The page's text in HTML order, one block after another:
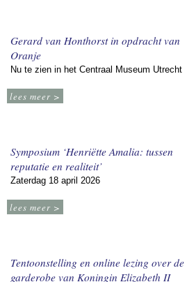
Gerard van Honthorst in opdracht van
Oranje
Nu te zien in het Centraal Museum Utrecht
lees meer >
Symposium ‘Henriëtte Amalia: tussen
reputatie en realiteit’
Zaterdag 18 april 2026
lees meer >
Tentoonstelling en online lezing over de
garderobe van Koningin Elizabeth II